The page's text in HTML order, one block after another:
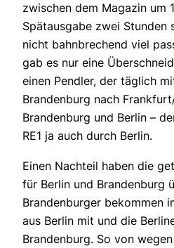
zwischen dem Magazin um
Spätausgabe zwei Stunden
nicht bahnbrechend viel
gab es nur eine
einen Pendler, der täglich
Brandenburg nach
Brandenburg und Berlin –
RE1 ja auch durch Berlin.
Einen Nachteil haben die
für Berlin und Brandenburg
Brandenburger bekommen
aus Berlin mit und die
Brandenburg. So von